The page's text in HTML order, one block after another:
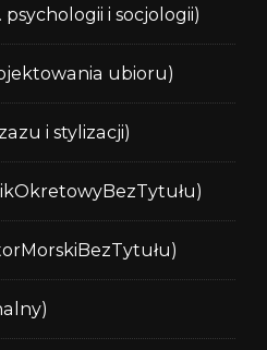
psychologii i socjologii)
ubioru)
i stylizacji)